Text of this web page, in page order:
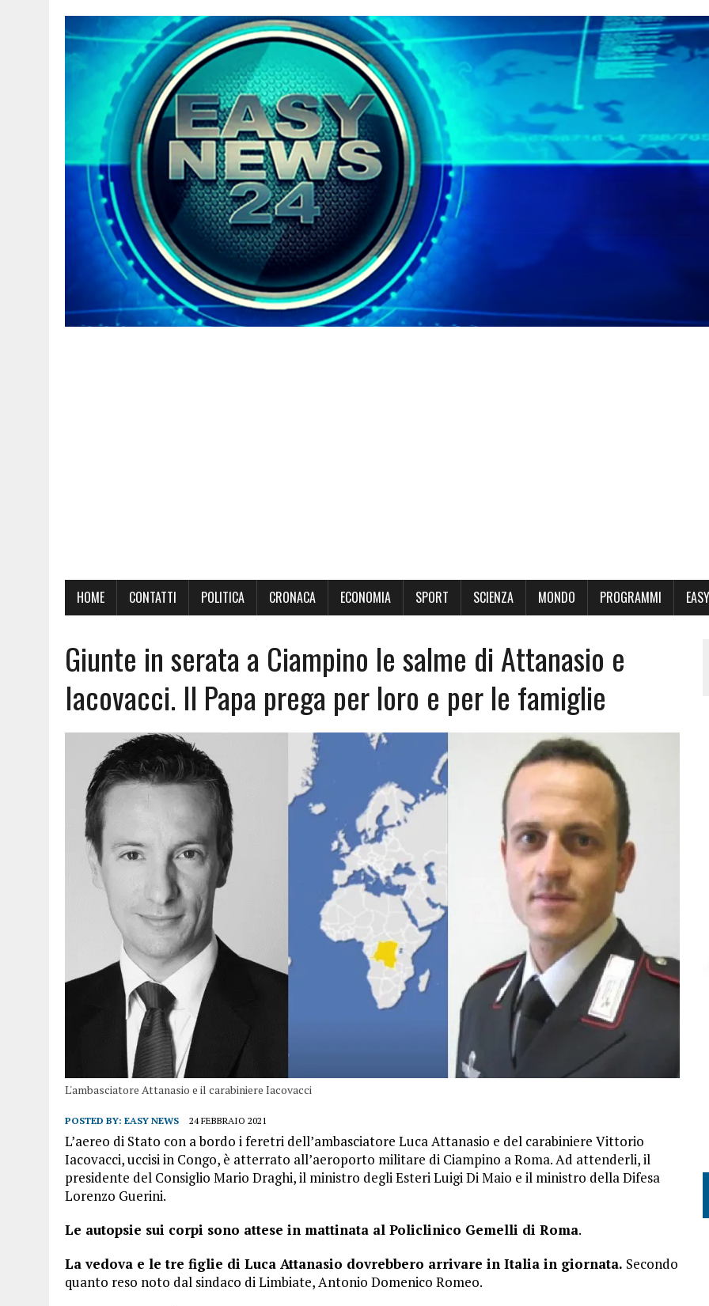
HOME CONTATTI POLITICA CRONACA ECONOMIA SPORT SCIENZA MONDO PROGRAMMI
Giunte in serata a Ciampino le salme di Attanasio e
Iacovacci. Il Papa prega per loro e per le famiglie
L'ambasciatore Attanasio e il carabiniere Iacovacci
POSTED BY: EASY NEWS 24 FEBBRAIO 2021
L’aereo di Stato con a bordo i feretri dell’ambasciatore Luca Attanasio e del carabiniere Vittorio
Iacovacci, uccisi in Congo, è atterrato all’aeroporto militare di Ciampino a Roma. Ad attenderli, il
presidente del Consiglio Mario Draghi, il ministro degli Esteri Luigi Di Maio e il ministro della Difesa
Lorenzo Guerini.
Le autopsie sui corpi sono attese in mattinata al Policlinico Gemelli di Roma.
La vedova e le tre figlie di Luca Attanasio dovrebbero arrivare in Italia in giornata. Secondo
quanto reso noto dal sindaco di Limbiate, Antonio Domenico Romeo.